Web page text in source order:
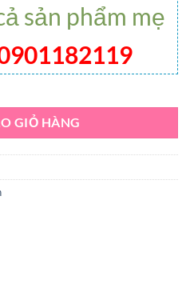
sản phẩm mẹ
GIỎ HÀNG